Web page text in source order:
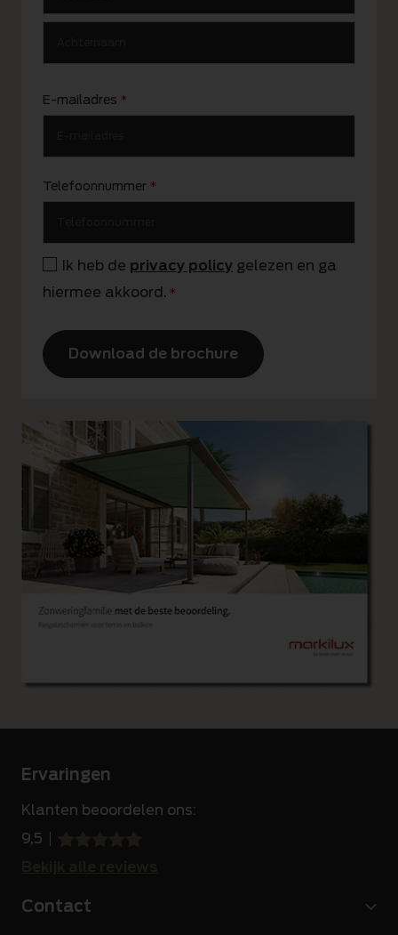
E-mailadres *
Telefoonnummer *
Instemming
*
Ik heb de privacy policy gelezen en ga
hiermee akkoord. *
Ervaringen
Klanten beoordelen ons:
9,5
Contact